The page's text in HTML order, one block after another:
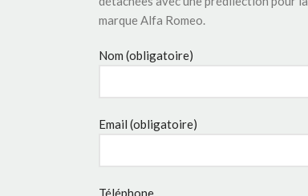
marque Alfa Romeo.
Nom (obligatoire)
Email (obligatoire)
Téléphone